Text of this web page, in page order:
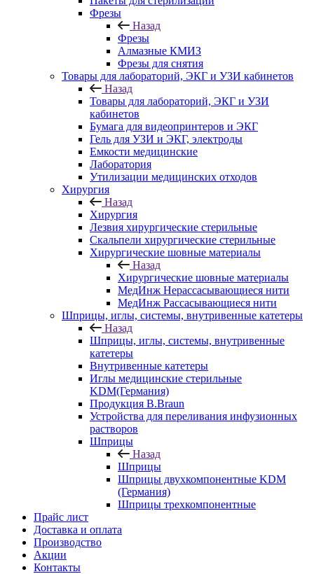
Фрезы
Назад
Фрезы
Алмазные КМИЗ
Фрезы для снятия
Товары для лабораторий, ЭКГ и УЗИ кабинетов
Назад
Товары для лабораторий, ЭКГ и УЗИ
кабинетов
Бумага для видеопринтеров и ЭКГ
Гель для УЗИ и ЭКГ, электроды
Емкости медицинские
Лаборатория
Утилизации медицинских отходов
Хирургия
Назад
Хирургия
Лезвия хирургические стерильные
Скальпели хирургические стерильные
Хирургические шовные материалы
Назад
Хирургические шовные материалы
МедИнж Нерассасывающиеся нити
МедИнж Рассасывающиеся нити
Шприцы, иглы, системы, внутривенные катетеры
Назад
Шприцы, иглы, системы, внутривенные
катетеры
Внутривенные катетеры
Иглы медицинские стерильные
KDM(Германия)
Продукция B.Braun
Устройства для переливания инфузионных
растворов
Шприцы
Назад
Шприцы
Шприцы двухкомпонентные KDM
(Германия)
Шприцы трехкомпонентные
Прайс лист
Доставка и оплата
Производство
Акции
Контакты